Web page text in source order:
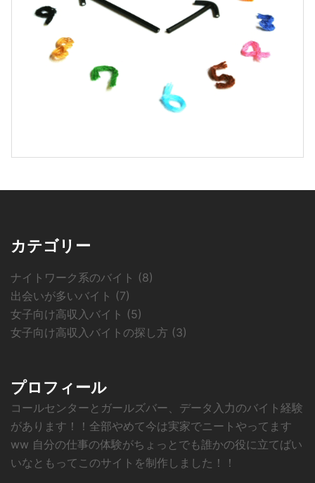
カテゴリー
ナイトワーク系のバイト (8)
出会いが多いバイト (7)
女子向け高収入バイト (5)
女子向け高収入バイトの探し方 (3)
プロフィール
コールセンターとガールズバー、データ入力のバイト経験
があります！！全部やめて今は実家でニートやってます
ww 自分の仕事の体験がちょっとでも誰かの役に立てばい
いなともってこのサイトを制作しました！！